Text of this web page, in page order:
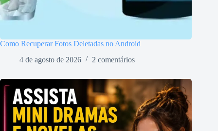
Como Recuperar Fotos Deletadas no Android
4 de agosto de 2026
2 comentários